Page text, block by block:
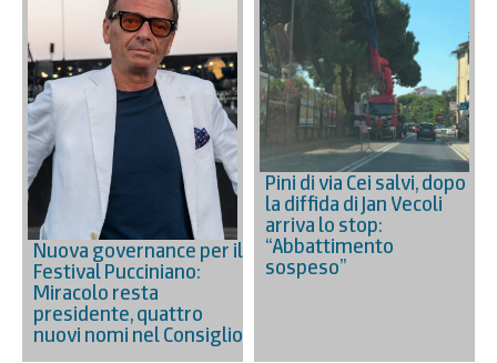
Nuova governance per il
Festival Pucciniano:
Miracolo resta
presidente, quattro
nuovi nomi nel Consiglio
Pini di via Cei salvi, dopo
la diffida di Jan Vecoli
arriva lo stop:
“Abbattimento
sospeso”